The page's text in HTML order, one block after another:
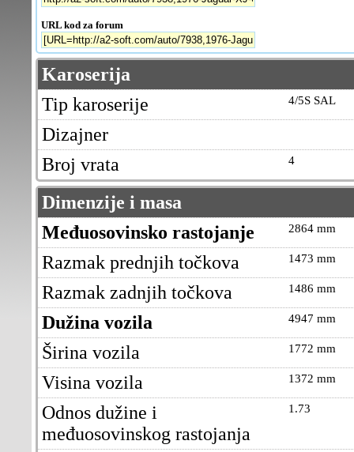
URL kod za forum
Karoserija
4/5S SAL
Tip karoserije
Dizajner
4
Broj vrata
Dimenzije i masa
2864 mm
Međuosovinsko rastojanje
1473 mm
Razmak prednjih točkova
1486 mm
Razmak zadnjih točkova
4947 mm
Dužina vozila
1772 mm
Širina vozila
1372 mm
Visina vozila
1.73
Odnos dužine i
međuosovinskog rastojanja